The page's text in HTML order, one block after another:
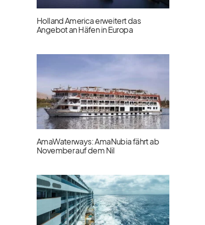
Holland America erweitert das
Angebot an Häfen in Europa
AmaWaterways: AmaNubia fährt ab
November auf dem Nil